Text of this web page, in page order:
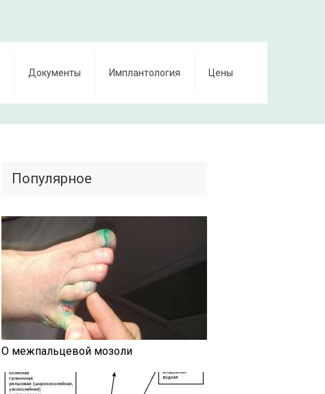
Документы Имплантология Цены
Популярное
О межпальцевой мозоли